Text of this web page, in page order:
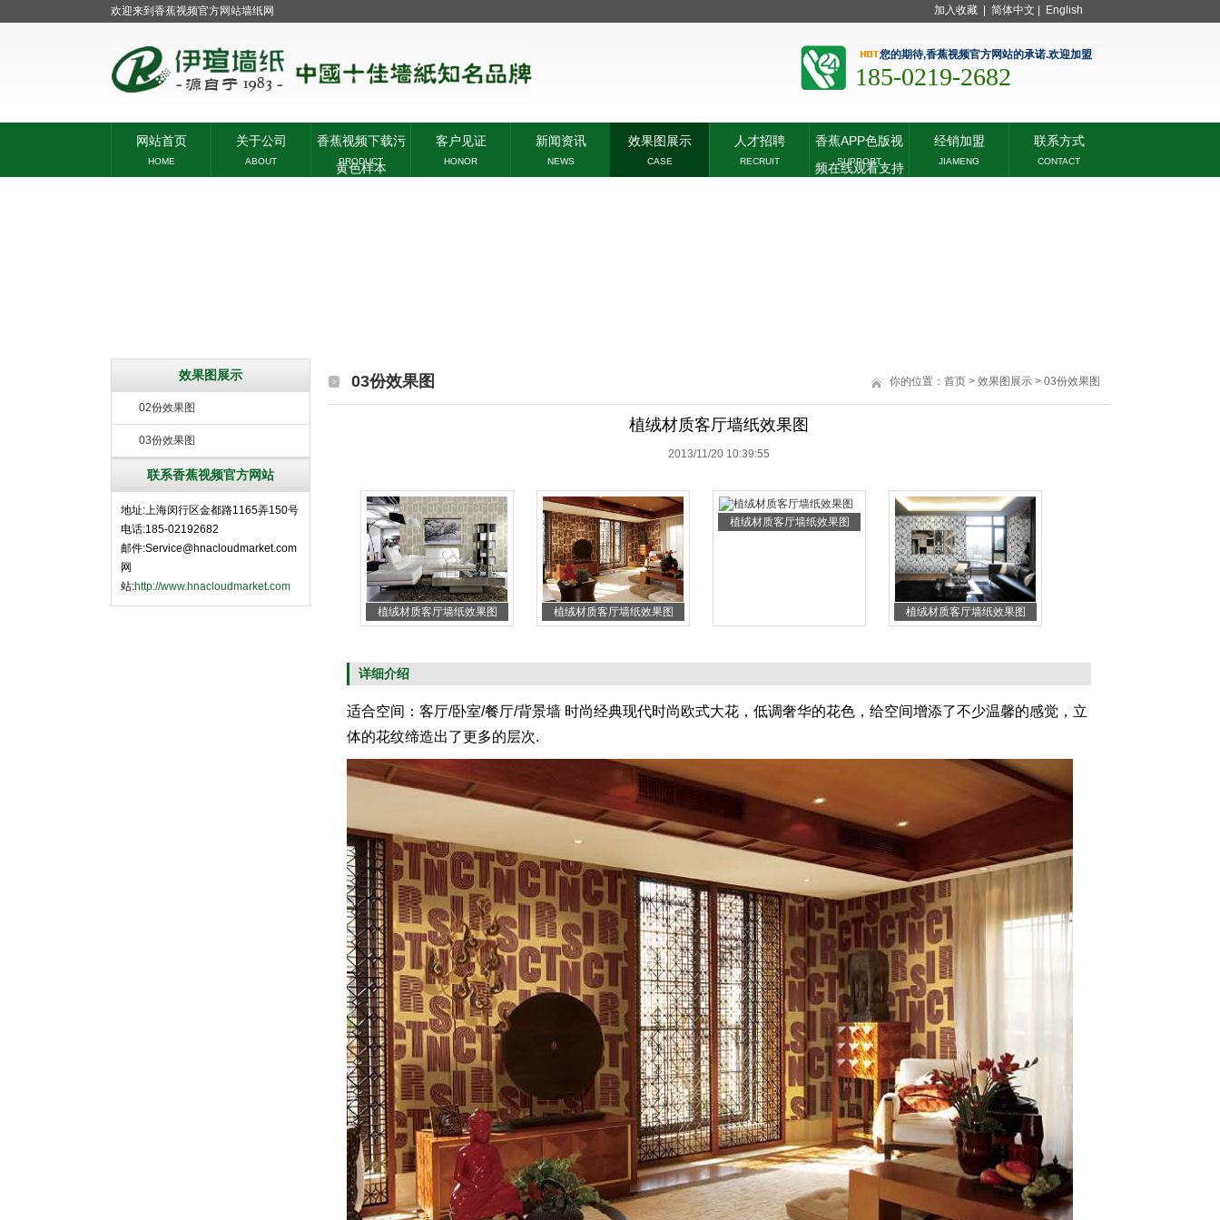
欢迎来到香蕉视频官方网站墙纸网 加入收藏 简体中文 English
您的期待,香蕉视频官方网站的承诺.欢迎加盟
185-0219-2682
网站首页
HOME
关于公司
ABOUT
香蕉视频下载污
黄色样本
PRODUCT
客户见证
HONOR
新闻资讯
NEWS
效果图展示
CASE
人才招聘
RECRUIT
香蕉APP色版视
频在线观看支持
SUPPORT
经销加盟
JIAMENG
联系方式
CONTACT
效果图展示
02份效果图
03份效果图
联系香蕉视频官方网站
地址:上海闵行区金都路1165弄150号
电话:185-02192682
邮件:Service@hnacloudmarket.com
网
站:http://www.hnacloudmarket.com
03份效果图 你的位置： 首页 > 效果图展示 > 03份效果图
植绒材质客厅墙纸效果图
2013/11/20 10:39:55
植绒材质客厅墙纸效果图 植绒材质客厅墙纸效果图
植绒材质客厅墙纸效果图
植绒材质客厅墙纸效果图
详细介绍
适合空间：客厅/卧室/餐厅/背景墙 时尚经典现代时尚欧式大花，低调奢华的花色，给空间增添了不少温馨的感觉，立
体的花纹缔造出了更多的层次.